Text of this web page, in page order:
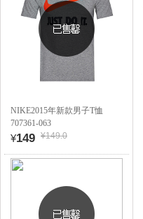
NIKE2015年新款男子T恤
707361-063
¥149 ¥149.0